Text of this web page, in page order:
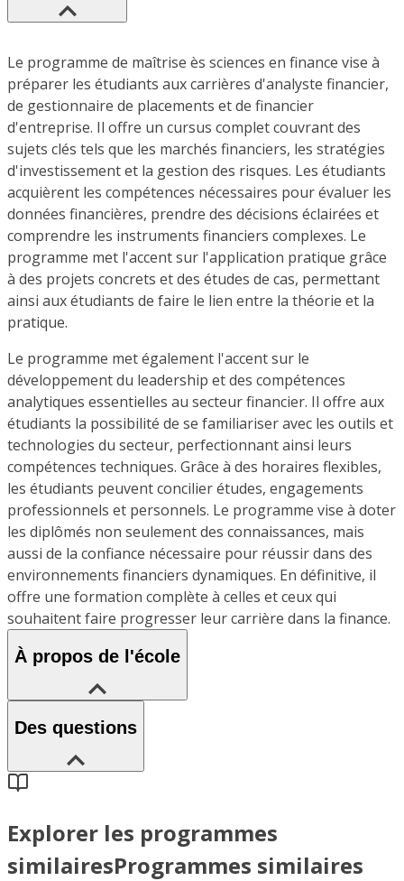
Le programme de maîtrise ès sciences en finance vise à
préparer les étudiants aux carrières d'analyste financier,
de gestionnaire de placements et de financier
d'entreprise. Il offre un cursus complet couvrant des
sujets clés tels que les marchés financiers, les stratégies
d'investissement et la gestion des risques. Les étudiants
acquièrent les compétences nécessaires pour évaluer les
données financières, prendre des décisions éclairées et
comprendre les instruments financiers complexes. Le
programme met l'accent sur l'application pratique grâce
à des projets concrets et des études de cas, permettant
ainsi aux étudiants de faire le lien entre la théorie et la
pratique.
Le programme met également l'accent sur le
développement du leadership et des compétences
analytiques essentielles au secteur financier. Il offre aux
étudiants la possibilité de se familiariser avec les outils et
technologies du secteur, perfectionnant ainsi leurs
compétences techniques. Grâce à des horaires flexibles,
les étudiants peuvent concilier études, engagements
professionnels et personnels. Le programme vise à doter
les diplômés non seulement des connaissances, mais
aussi de la confiance nécessaire pour réussir dans des
environnements financiers dynamiques. En définitive, il
offre une formation complète à celles et ceux qui
souhaitent faire progresser leur carrière dans la finance.
À propos de l'école
Des questions
Explorer les programmes
similairesProgrammes similaires